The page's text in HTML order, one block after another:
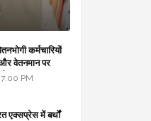
कर्मचारियों
वेतनमान पर
PM
एक्सप्रेस में बर्थों